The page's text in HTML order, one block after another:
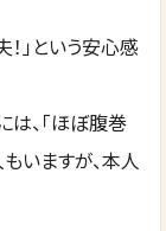
」という安心感
、「ほぼ腹巻
いますが、本人